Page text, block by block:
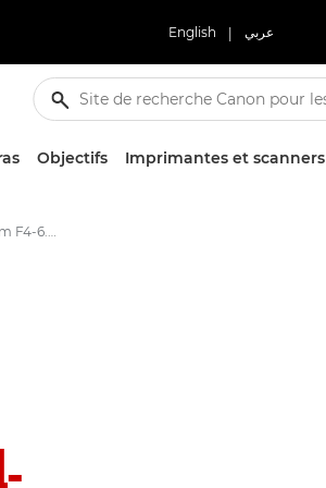
English | عربي
Objectifs Imprimantes et scanners
Objectifs RF 24-240mm F4-6.3 IS USM